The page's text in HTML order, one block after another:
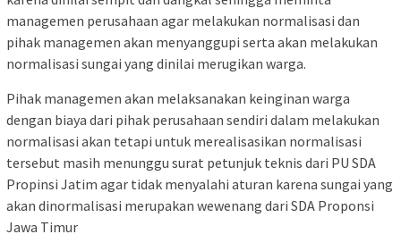
managemen perusahaan agar melakukan normalisasi dan
pihak managemen akan menyanggupi serta akan melakukan
normalisasi sungai yang dinilai merugikan warga.
Pihak managemen akan melaksanakan keinginan warga
dengan biaya dari pihak perusahaan sendiri dalam melakukan
normalisasi akan tetapi untuk merealisasikan normalisasi
tersebut masih menunggu surat petunjuk teknis dari PU SDA
Propinsi Jatim agar tidak menyalahi aturan karena sungai yang
akan dinormalisasi merupakan wewenang dari SDA Proponsi
Jawa Timur